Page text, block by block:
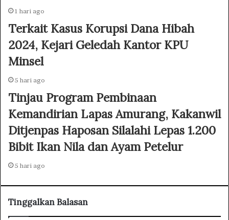
1 hari ago
Terkait Kasus Korupsi Dana Hibah
2024, Kejari Geledah Kantor KPU
Minsel
5 hari ago
Tinjau Program Pembinaan
Kemandirian Lapas Amurang, Kakanwil
Ditjenpas Haposan Silalahi Lepas 1.200
Bibit Ikan Nila dan Ayam Petelur
5 hari ago
Tinggalkan Balasan